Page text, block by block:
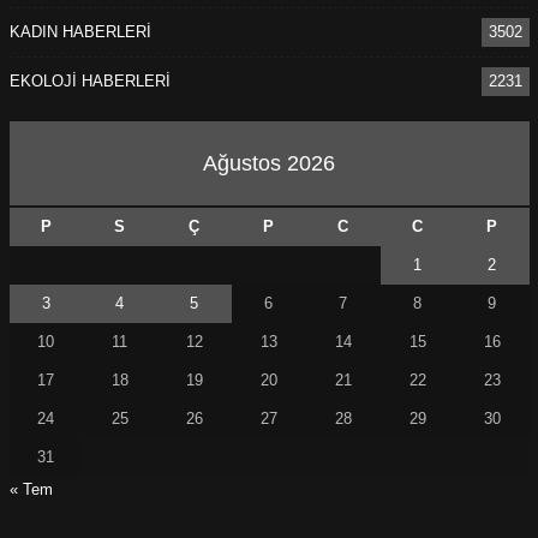
KADIN HABERLERİ 3502
EKOLOJİ HABERLERİ 2231
Ağustos 2026
P S Ç P C C P
1 2
3 4 5 6 7 8 9
10 11 12 13 14 15 16
17 18 19 20 21 22 23
24 25 26 27 28 29 30
31
« Tem